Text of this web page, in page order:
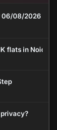
06/08/2026
flats in Noida?